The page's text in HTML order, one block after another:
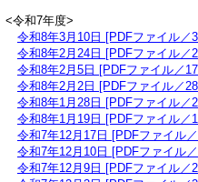
<令和7年度>
令和8年3月10日 [PDFファイル／
令和8年2月24日 [PDFファイル／
令和8年2月5日 [PDFファイル／
令和8年2月2日 [PDFファイル／
令和8年1月28日 [PDFファイル／
令和8年1月19日 [PDFファイル／
令和7年12月17日 [PDFファイル
令和7年12月10日 [PDFファイル
令和7年12月9日 [PDFファイル／